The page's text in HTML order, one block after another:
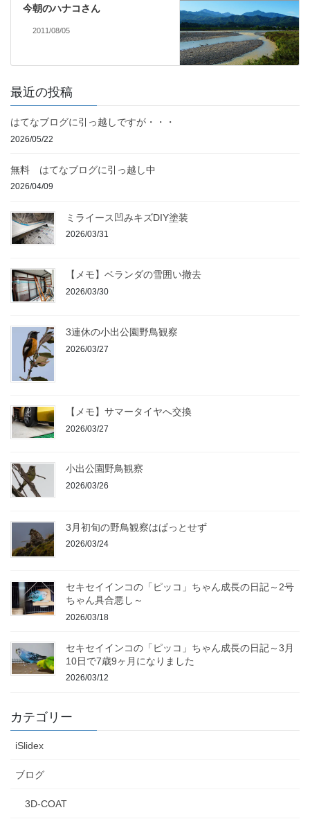
今朝のハナコさん
2011/08/05
最近の投稿
はてなブログに引っ越しですが・・・
2026/05/22
無料 はてなブログに引っ越し中
2026/04/09
ミライース凹みキズDIY塗装
2026/03/31
【メモ】ベランダの雪囲い撤去
2026/03/30
3連休の小出公園野鳥観察
2026/03/27
【メモ】サマータイヤへ交換
2026/03/27
小出公園野鳥観察
2026/03/26
3月初旬の野鳥観察はぱっとせず
2026/03/24
セキセイインコの「ピッコ」ちゃん成長の日記～2号
ちゃん具合悪し～
2026/03/18
セキセイインコの「ピッコ」ちゃん成長の日記～3月
10日で7歳9ヶ月になりました
2026/03/12
カテゴリー
iSlidex
ブログ
3D-COAT